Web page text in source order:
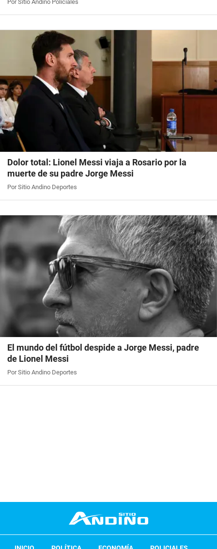
Por Sitio Andino Policiales
Dolor total: Lionel Messi viaja a Rosario por la
muerte de su padre Jorge Messi
Por Sitio Andino Deportes
El mundo del fútbol despide a Jorge Messi, padre
de Lionel Messi
Por Sitio Andino Deportes